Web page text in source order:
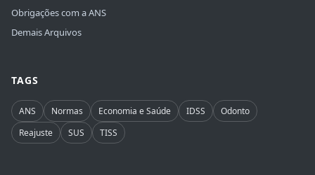
Obrigações com a ANS
Demais Arquivos
TAGS
ANS Normas Economia e Saúde IDSS
Odonto
Reajuste
SUS TISS